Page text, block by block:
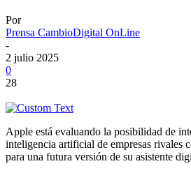
Por
Prensa CambioDigital OnLine
-
2 julio 2025
0
28
Apple está evaluando la posibilidad de
inteligencia artificial de empresas rivales
para una futura versión de su asistente